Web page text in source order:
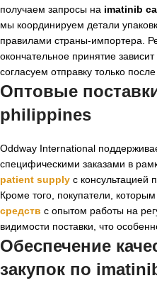
получаем запросы на imatinib
мы координируем детали
правилами страны-импортера.
окончательное принятие
согласуем отправку только
Оптовые
philippines
Oddway International
специфическими заказами в
patient supply с консультацией
Кроме того, покупатели,
средств с опытом работы на
видимости поставки, что
Обеспечение
закупок по